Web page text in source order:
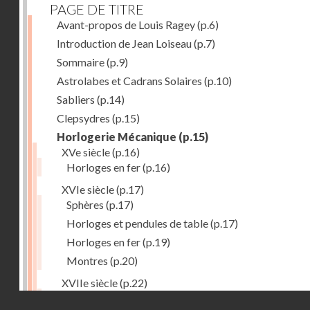
PAGE DE TITRE
Avant-propos de Louis Ragey(p.6)
Introduction de Jean Loiseau(p.7)
Sommaire(p.9)
Astrolabes et Cadrans Solaires (p.10)
Sabliers (p.14)
Clepsydres (p.15)
Horlogerie Mécanique (p.15)
XVe siècle(p.16)
Horloges en fer(p.16)
XVIe siècle(p.17)
Sphères (p.17)
Horloges et pendules de table(p.17)
Horloges en fer(p.19)
Montres (p.20)
XVIIe siècle(p.22)